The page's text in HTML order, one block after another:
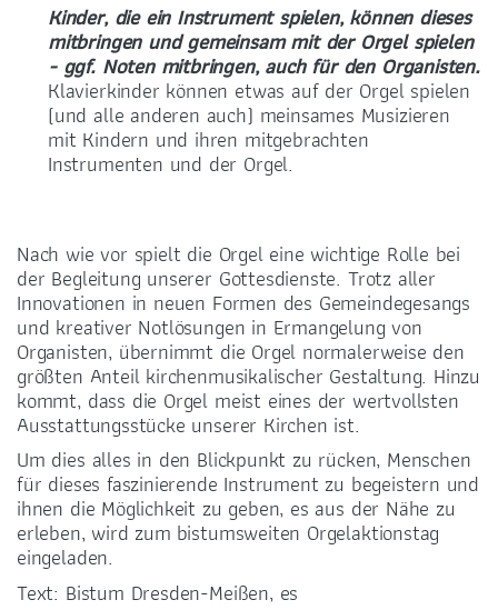
Kinder, die ein Instrument spielen, können dieses
mitbringen und gemeinsam mit der Orgel spielen
- ggf. Noten mitbringen, auch für den Organisten.
Klavierkinder können etwas auf der Orgel spielen
(und alle anderen auch) meinsames Musizieren
mit Kindern und ihren mitgebrachten
Instrumenten und der Orgel.
Nach wie vor spielt die Orgel eine wichtige Rolle bei
der Begleitung unserer Gottesdienste. Trotz aller
Innovationen in neuen Formen des Gemeindegesangs
und kreativer Notlösungen in Ermangelung von
Organisten, übernimmt die Orgel normalerweise den
größten Anteil kirchenmusikalischer Gestaltung. Hinzu
kommt, dass die Orgel meist eines der wertvollsten
Ausstattungsstücke unserer Kirchen ist.
Um dies alles in den Blickpunkt zu rücken, Menschen
für dieses faszinierende Instrument zu begeistern und
ihnen die Möglichkeit zu geben, es aus der Nähe zu
erleben, wird zum bistumsweiten Orgelaktionstag
eingeladen.
Text: Bistum Dresden-Meißen, es